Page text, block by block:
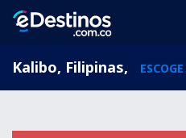
Kalibo, Filipinas,